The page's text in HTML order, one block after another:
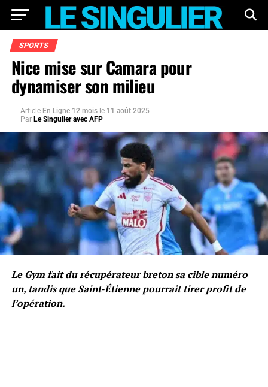
SPORTS
Nice mise sur Camara pour
dynamiser son milieu
Article En Ligne 12 mois le 11 août 2025
Par Le Singulier avec AFP
Le Gym fait du récupérateur breton sa cible numéro
un, tandis que Saint-Étienne pourrait tirer profit de
l’opération.